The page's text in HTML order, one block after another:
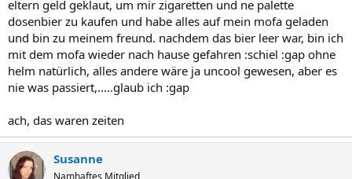
eltern geld geklaut, um mir zigaretten und ne palette
dosenbier zu kaufen und habe alles auf mein mofa geladen
und bin zu meinem freund. nachdem das bier leer war, bin ich
mit dem mofa wieder nach hause gefahren :schiel :gap ohne
helm natürlich, alles andere wäre ja uncool gewesen, aber es
nie was passiert,.....glaub ich :gap
ach, das waren zeiten
Susanne
Namhaftes Mitglied